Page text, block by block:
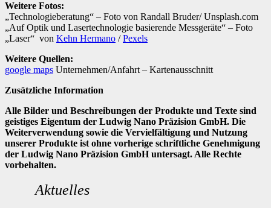
Weitere Fotos:
„Technologieberatung“ – Foto von Randall Bruder/ Unsplash.com
„Auf Optik und Lasertechnologie basierende Messgeräte“ – Foto
„Laser“ von Kehn Hermano /Pexels
Weitere Quellen:
google maps Unternehmen/Anfahrt – Kartenausschnitt
Zusätzliche Information
Alle Bilder und Beschreibungen der Produkte und Texte sind
geistiges Eigentum der Ludwig Nano Präzision GmbH. Die
Weiterverwendung sowie die Vervielfältigung und Nutzung
unserer Produkte ist ohne vorherige schriftliche Genehmigung
der Ludwig Nano Präzision GmbH untersagt. Alle Rechte
vorbehalten.
Aktuelles